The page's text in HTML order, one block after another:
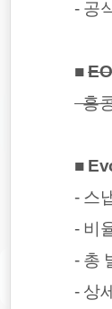
- 공
■
홍
■
- 스
- 비
- 총
- 상